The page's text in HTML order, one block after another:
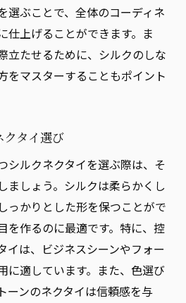
選ぶことで、全体のコーディネ
仕上げることができます。ま
立たせるために、シルクのしな
をマスターすることもポイント
クタイ選び
シルクネクタイを選ぶ際は、そ
ましょう。シルクは柔らかくし
っかりとした形を保つことがで
を作るのに最適です。特に、控
イは、ビジネスシーンやフォー
に適しています。また、色選び
ーンのネクタイは信頼感を与